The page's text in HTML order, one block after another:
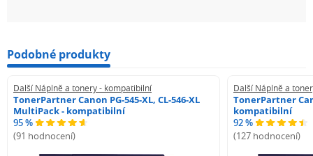
Podobné produkty
Další Náplně a tonery - kompatibilní
TonerPartner Canon PG-545-XL, CL-546-XL
MultiPack - kompatibilní
95 %
(91 hodnocení)
Další Náplně a
TonerPartner
kompatibilní
92 %
(127 hodnocení)